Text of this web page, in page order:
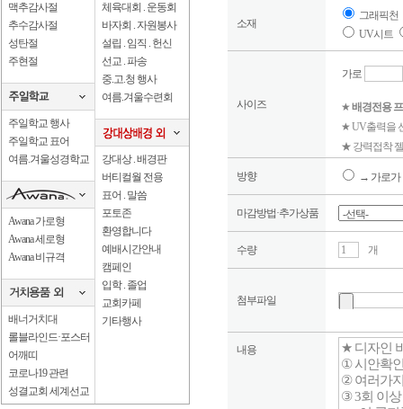
맥추감사절
추수감사절
성탄절
주현절
주일학교 행사
주일학교 표어
여름.겨울성경학교
Awana 가로형
Awana 세로형
Awana 비규격
배너거치대
롤블라인드·포스터
어깨띠
코로나19 관련
성결교회 세계선교
체육대회 . 운동회
바자회 . 자원봉사
설립 . 임직 . 헌신
선교 . 파송
중.고.청 행사
여름.겨울수련회
강대상 . 배경판
버티컬월 전용
표어 . 말씀
포토존
환영합니다
예배시간안내
캠페인
입학 . 졸업
교회카페
기타행사
소재
그래픽천
UV시트
사이즈
가로
★배경전용
★ UV출력을
★ 강력접착
방향 → 가로가
마감방법·추가상품
수량 개
첨부파일
내용